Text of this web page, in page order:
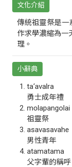
文化介紹
傳統祖靈祭是一
作求學濃縮為一
理。
小辭典
ta‘avalra
勇士成年禮
molapangolai
祖靈祭
asavasavahe
男性青年
atamatama
父字輩的稱呼